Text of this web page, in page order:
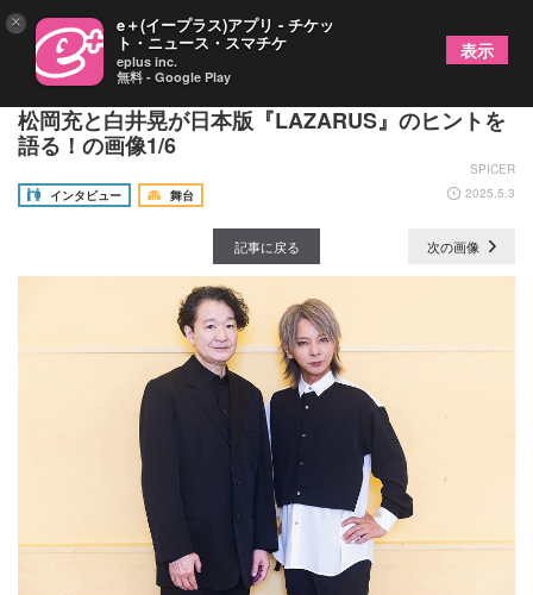
デヴィッド・ボウイの最後のミュージカルに挑む、
松岡充と白井晃が日本版『LAZARUS』のヒントを
語る！の画像1/6
SPICER
インタビュー
舞台 2025.5.3
記事に戻る 次の画像
× e＋(イープラス)アプリ - チケッ
ト・ニュース・スマチケ
eplus inc.
無料 - Google Play
表示